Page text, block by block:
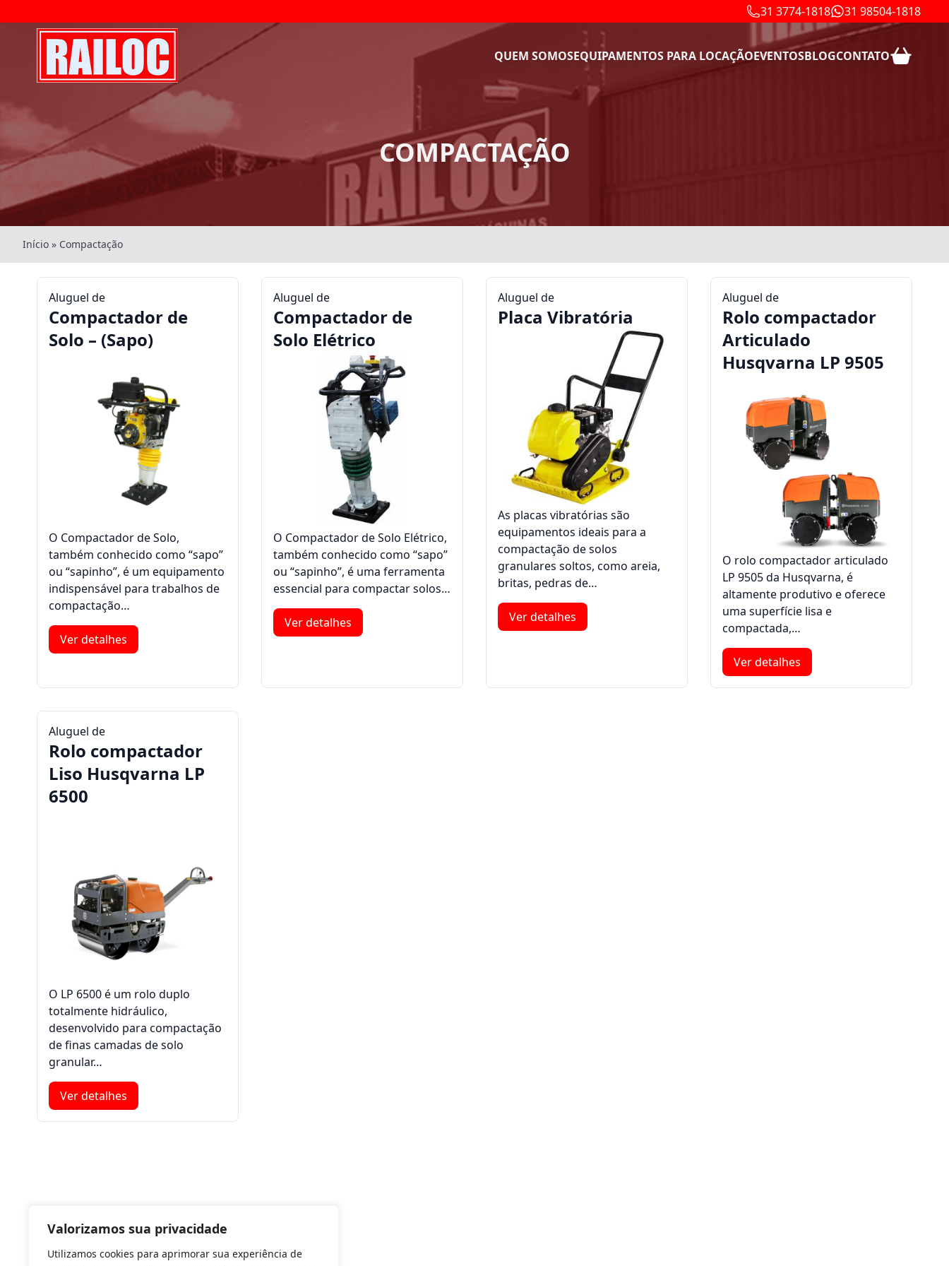
Valorizamos sua privacidade
Utilizamos cookies para aprimorar sua experiência de
31 3774-1818 31 98504-1818
QUEM SOMOSEQUIPAMENTOS PARA LOCAÇÃOEVENTOSBLOGCONTATO
COMPACTAÇÃO
Início » Compactação
Aluguel de
Compactador de
Solo – (Sapo)
O Compactador de Solo,
também conhecido como “sapo”
ou “sapinho”, é um equipamento
indispensável para trabalhos de
compactação…
Ver detalhes
Aluguel de
Compactador de
Solo Elétrico
O Compactador de Solo Elétrico,
também conhecido como “sapo”
ou “sapinho”, é uma ferramenta
essencial para compactar solos…
Ver detalhes
Aluguel de
Placa Vibratória
As placas vibratórias são
equipamentos ideais para a
compactação de solos
granulares soltos, como areia,
britas, pedras de…
Ver detalhes
Aluguel de
Rolo compactador
Articulado
Husqvarna LP 9505
O rolo compactador articulado
LP 9505 da Husqvarna, é
altamente produtivo e oferece
uma superfície lisa e
compactada,…
Ver detalhes
Aluguel de
Rolo compactador
Liso Husqvarna LP
6500
O LP 6500 é um rolo duplo
totalmente hidráulico,
desenvolvido para compactação
de finas camadas de solo
granular…
Ver detalhes